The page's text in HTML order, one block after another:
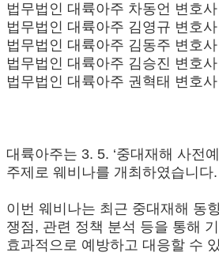
법무법인 대륙아주 차동언 변호사
법무법인 대륙아주 김영규 변호사
법무법인 대륙아주 김동주 변호사
법무법인 대륙아주 김승진 변호사
법무법인 대륙아주 권혁태 변호사
대륙아주는 3. 5. ‘중대재해 사전
주제로 웨비나를 개최하였습니다.
이번 웨비나는 최근 중대재해 동
쟁점, 관련 정책 분석 등을 통해
효과적으로 예방하고 대응할 수